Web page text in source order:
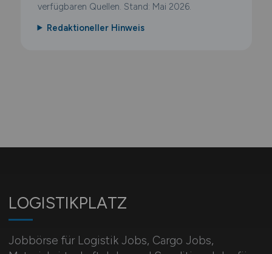
verfügbaren Quellen. Stand: Mai 2026.
Redaktioneller Hinweis
LOGISTIKPLATZ
Jobbörse für Logistik Jobs, Cargo Jobs,